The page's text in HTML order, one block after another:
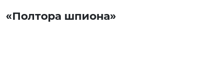
«Полтора шпиона»